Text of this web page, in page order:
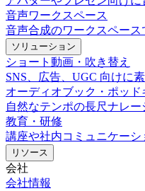
音声ワークスペース
音声合成のワークスペー
ソリューション
ショート動画・吹き替え
SNS、広告、UGC 向けに
オーディオブック・ポッド
自然なテンポの長尺ナレー
教育・研修
講座や社内コミュニケー
リソース
会社
会社情報